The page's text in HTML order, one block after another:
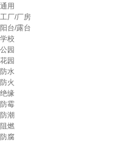
通用
工厂/厂房
阳台/露台
学校
公园
花园
防水
防火
绝缘
防霉
防潮
阻燃
防腐